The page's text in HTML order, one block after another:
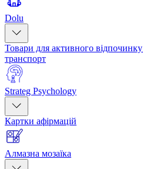
Dolu
Товари для активного відпочинку
транспорт
Strateg Psychology
Картки афірмацій
Алмазна мозаїка